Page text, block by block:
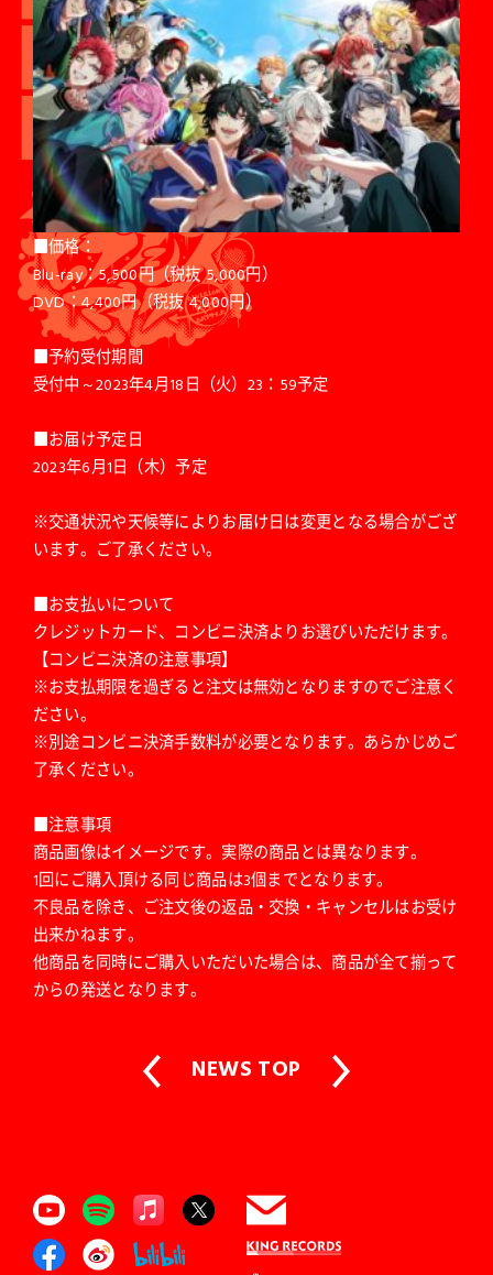
■価格：
Blu-ray：5,500円（税抜 5,000円）
DVD：4,400円（税抜 4,000円）
■予約受付期間
受付中～2023年4月18日（火）23：59予定
■お届け予定日
2023年6月1日（木）予定
※交通状況や天候等によりお届け日は変更となる場合がござ
います。ご了承ください。
■お支払いについて
クレジットカード、コンビニ決済よりお選びいただけます。
【コンビニ決済の注意事項】
※お支払期限を過ぎると注文は無効となりますのでご注意く
ださい。
※別途コンビニ決済手数料が必要となります。あらかじめご
了承ください。
■注意事項
商品画像はイメージです。実際の商品とは異なります。
1回にご購入頂ける同じ商品は3個までとなります。
不良品を除き、ご注文後の返品・交換・キャンセルはお受け
出来かねます。
他商品を同時にご購入いただいた場合は、商品が全て揃って
からの発送となります。
NEWS TOP